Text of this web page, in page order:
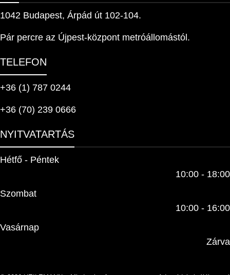
1042 Budapest, Árpád út 102-104.
Pár percre az Újpest-központ metróállomástól.
TELEFON
+36 (1) 787 0244
+36 (70) 239 0666
NYITVATARTÁS
Hétfő - Péntek
10:00 - 18:00
Szombat
10:00 - 16:00
Vasárnap
Zárva